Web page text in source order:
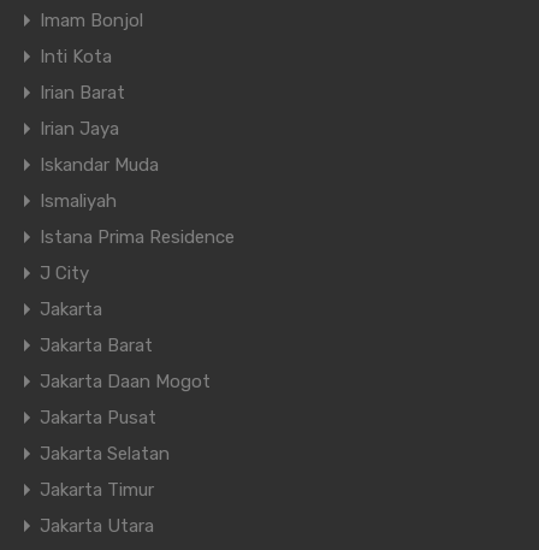
Imam Bonjol
Inti Kota
Irian Barat
Irian Jaya
Iskandar Muda
Ismaliyah
Istana Prima Residence
J City
Jakarta
Jakarta Barat
Jakarta Daan Mogot
Jakarta Pusat
Jakarta Selatan
Jakarta Timur
Jakarta Utara